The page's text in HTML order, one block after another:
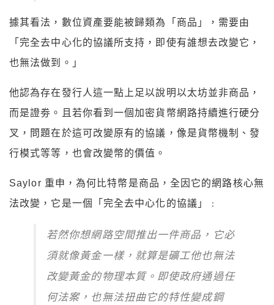
據其看法，數位資產要能被歸類為「商品」，需要由
「完全去中心化的協議所支持，即使有誰想去改變它，
也無法做到。」
他認為存在發行人這一點上足以說明以太坊並非商品，
而是證劵。且若你看到一個加密貨幣網路持續進行硬分
叉，問題在於這可改變原有的協議，像是貨幣機制、發
行模式等等，也會改變幣的價值。
Saylor 重申，為何比特幣是商品，全因它的網路核心無
法改變，它是一個「完全去中心化的協議」﹕
若然你想網路空間推出一件商品，它必
須就像黃金一樣，就算是礦工他也無法
改變黃金的物理本質。即使政府通過任
何法案，也無法扭曲它的特性變成鋼